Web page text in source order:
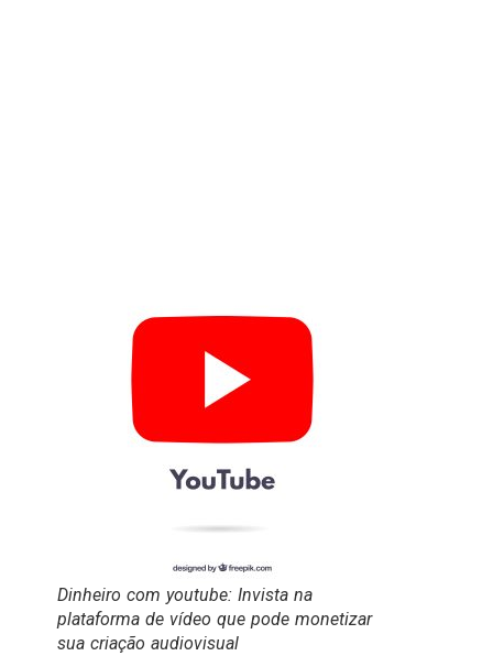
Dinheiro com youtube: Invista na
plataforma de vídeo que pode monetizar
sua criação audiovisual